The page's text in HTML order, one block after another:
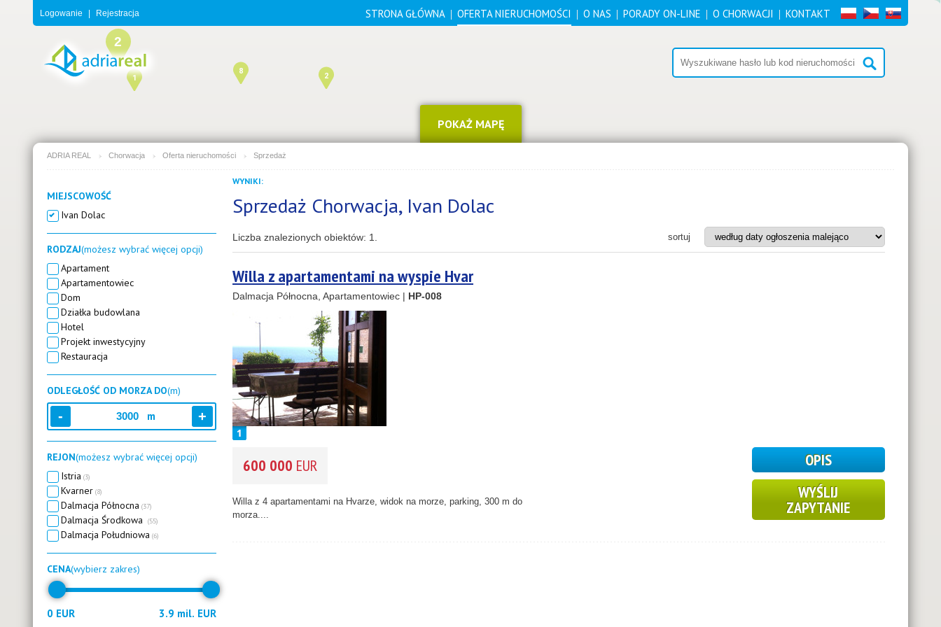
8
2
1
8
14
2
Logowanie | Rejestracja STRONA GŁÓWNA OFERTA NIERUCHOMOŚCI O NAS PORADY ON-LINE O CHORWACJI KONTAKT
POKAŻ MAPĘ
ADRIA REAL Chorwacja Oferta nieruchomości Sprzedaż
MIEJSCOWOŚĆ
Ivan Dolac
RODZAJ(możesz wybrać więcej opcji)
Apartament
Apartamentowiec
Dom
Działka budowlana
Hotel
Projekt inwestycyjny
Restauracja
ODLEGŁOŚĆ OD MORZA DO(m)
m
REJON(możesz wybrać więcej opcji)
Istria (3)
Kvarner (8)
Dalmacja Północna (37)
Dalmacja Środkowa (55)
Dalmacja Południowa (6)
CENA(wybierz zakres)
WYNIKI:
Sprzedaż Chorwacja, Ivan Dolac
Liczba znalezionych obiektów: 1 sortuj
Willa z apartamentami na wyspie Hvar
Dalmacja Północna, Apartamentowiec | HP-008
600 000 EUR
Willa z 4 apartamentami na Hvarze, widok na morze, parking, 300 m do
morza....
OPIS
WYŚLIJ
ZAPYTANIE